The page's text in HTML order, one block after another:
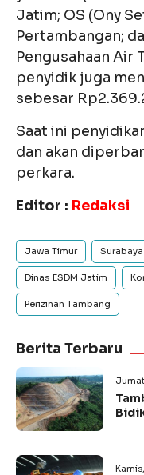
Jatim; OS (Ony
Pertambangan;
Pengusahaan Air
penyidik juga
sebesar
Saat ini
dan akan
perkara.
Editor : Redaksi
Jawa Timur Surabaya
Dinas ESDM Jatim
Perizinan Tambang
Berita Terbaru